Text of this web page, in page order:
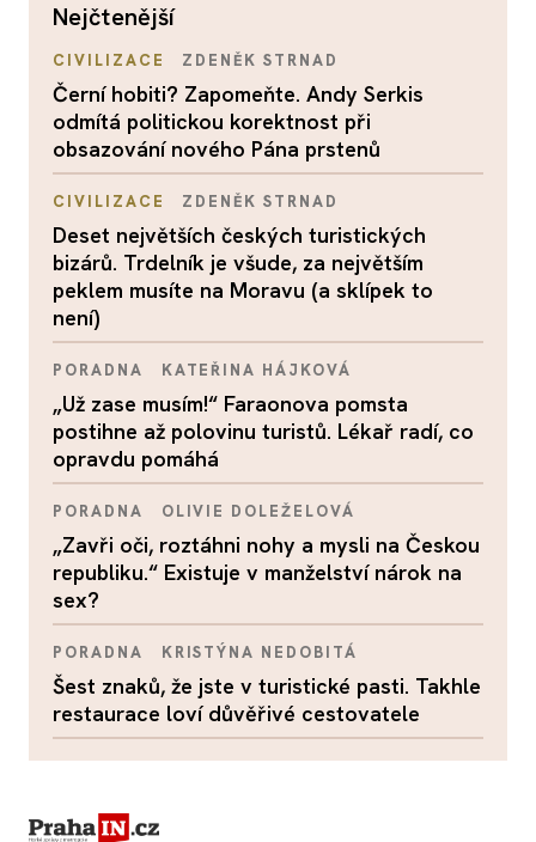
nejčtenější
CIVILIZACE ZDENĚK STRNAD
Černí hobiti? Zapomeňte. Andy Serkis
odmítá politickou korektnost při
obsazování nového Pána prstenů
CIVILIZACE ZDENĚK STRNAD
Deset největších českých turistických
bizárů. Trdelník je všude, za největším
peklem musíte na Moravu (a sklípek to
není)
PORADNA KATEŘINA HÁJKOVÁ
„Už zase musím!“ Faraonova pomsta
postihne až polovinu turistů. Lékař radí, co
opravdu pomáhá
PORADNA OLIVIE DOLEŽELOVÁ
„Zavři oči, roztáhni nohy a mysli na Českou
republiku.“ Existuje v manželství nárok na
sex?
PORADNA KRISTÝNA NEDOBITÁ
Šest znaků, že jste v turistické pasti. Takhle
restaurace loví důvěřivé cestovatele